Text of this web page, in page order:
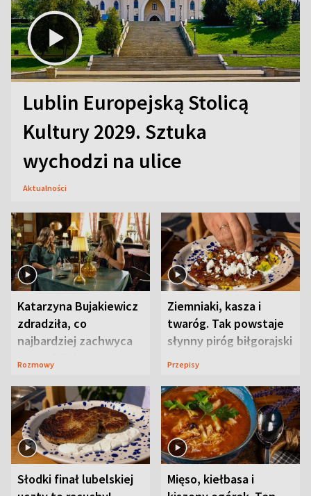
Lublin Europejską Stolicą
Kultury 2029. Sztuka
wychodzi na ulice
Aktualności
Katarzyna Bujakiewicz
zdradziła, co
najbardziej zachwyca
ją w Lublinie
Rozmowy
Ziemniaki, kasza i
twaróg. Tak powstaje
słynny piróg biłgorajski
Przepisy
Słodki finał lubelskiej
Mięso, kiełbasa i